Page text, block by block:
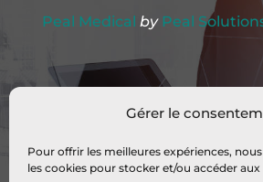
Gérer le
Pour offrir les meilleures expériences,
les cookies pour stocker et/ou accéder
Peal Medical by Peal